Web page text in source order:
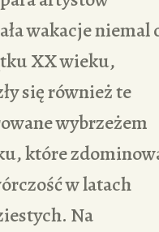
wakacje niemal
XX wieku,
się również te
wybrzeżem
które
w latach
Na